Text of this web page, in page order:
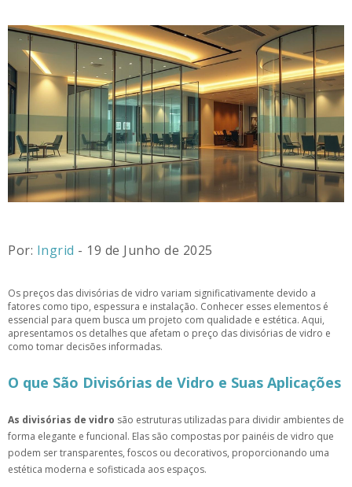
Por: Ingrid - 19 de Junho de 2025
Os preços das divisórias de vidro variam significativamente devido a
fatores como tipo, espessura e instalação. Conhecer esses elementos é
essencial para quem busca um projeto com qualidade e estética. Aqui,
apresentamos os detalhes que afetam o preço das divisórias de vidro e
como tomar decisões informadas.
O que São Divisórias de Vidro e Suas Aplicações
As divisórias de vidro são estruturas utilizadas para dividir ambientes de
forma elegante e funcional. Elas são compostas por painéis de vidro que
podem ser transparentes, foscos ou decorativos, proporcionando uma
estética moderna e sofisticada aos espaços.